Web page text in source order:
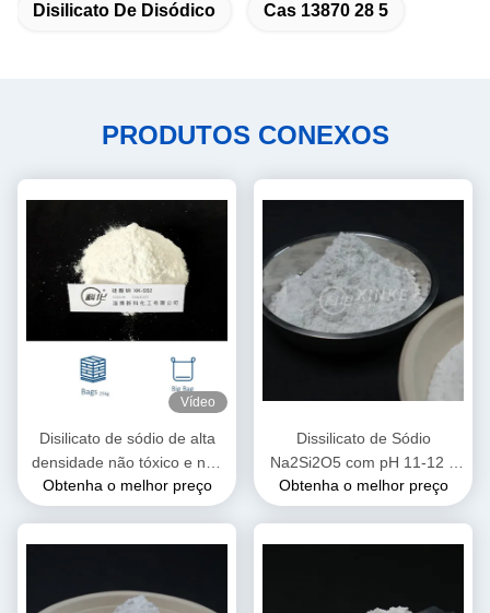
Disilicato De Disódico Cas 13870 28 5
PRODUTOS CONEXOS
Vídeo
Disilicato de sódio de alta
densidade não tóxico e não
inflamável
Obtenha o melhor preço
Dissilicato de Sódio
Na2Si2O5 com pH 11-12 e
Densidade 2,44 G/cm³
Altamente Solúvel em Água
Obtenha o melhor preço